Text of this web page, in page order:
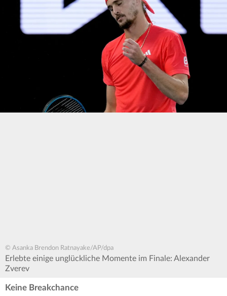
© Asanka Brendon Ratnayake/AP/dpa
Erlebte einige unglückliche Momente im Finale: Alexander
Zverev
Keine Breakchance